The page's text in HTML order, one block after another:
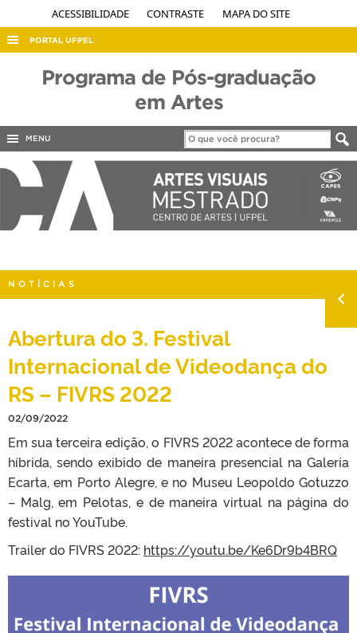
ACESSIBILIDADE CONTRASTE MAPA DO SITE
PORTAL UFPEL
EDITAIS
INTERNACIONAL
OUVIDORIA
TELEFONES
Programa de Pós-graduação
em Artes
MENU
NOTÍCIAS
Abertura do 3. Festival
Internacional de Videodança do
RS – FIVRS 2022
02/09/2022
Em sua terceira edição, o FIVRS 2022 acontece de forma
híbrida, sendo exibido de maneira presencial na Galeria
Ecarta, em Porto Alegre, e no Museu Leopoldo Gotuzzo
– Malg, em Pelotas, e de maneira virtual na página do
festival no YouTube.
Trailer do FIVRS 2022: https://youtu.be/Ke6Dr9b4BRQ